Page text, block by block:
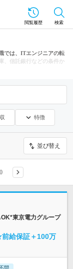
閲覧履歴 検索
では、ITエンジニアの転
、信託銀行などの条件か
特徴
並び替え
東京電力グループ
給保証＋100万
問